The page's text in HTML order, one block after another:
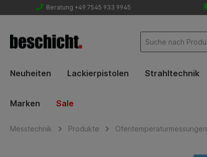
Beratung +49 7545 933 9945
Neuheiten Lackierpistolen Strahltechnik
Marken Sale
Messtechnik Produkte Ofentemperaturmessungen